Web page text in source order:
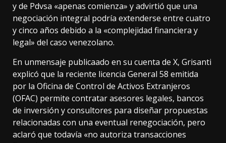
y de Pdvsa «apenas comienza» y advirtió que una
negociación integral podría extenderse entre cuatro
y cinco años debido a la «complejidad financiera y
legal» del caso venezolano.
En unmensaje publicaado en su cuenta de X, Grisanti
explicó que la reciente licencia General 58 emitida
por la Oficina de Control de Activos Extranjeros
(OFAC) permite contratar asesores legales, bancos
de inversión y consultores para diseñar propuestas
relacionadas con una eventual renegociación, pero
aclaró que todavía «no autoriza transacciones